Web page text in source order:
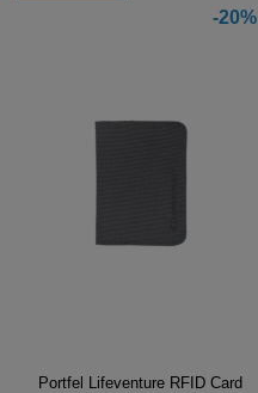
-20%
Portfel Lifeventure RFID Card